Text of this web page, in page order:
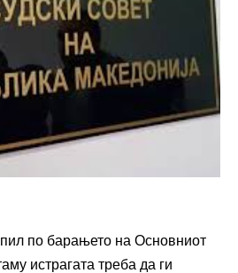
по барањето на Основниот
истрагата треба да ги